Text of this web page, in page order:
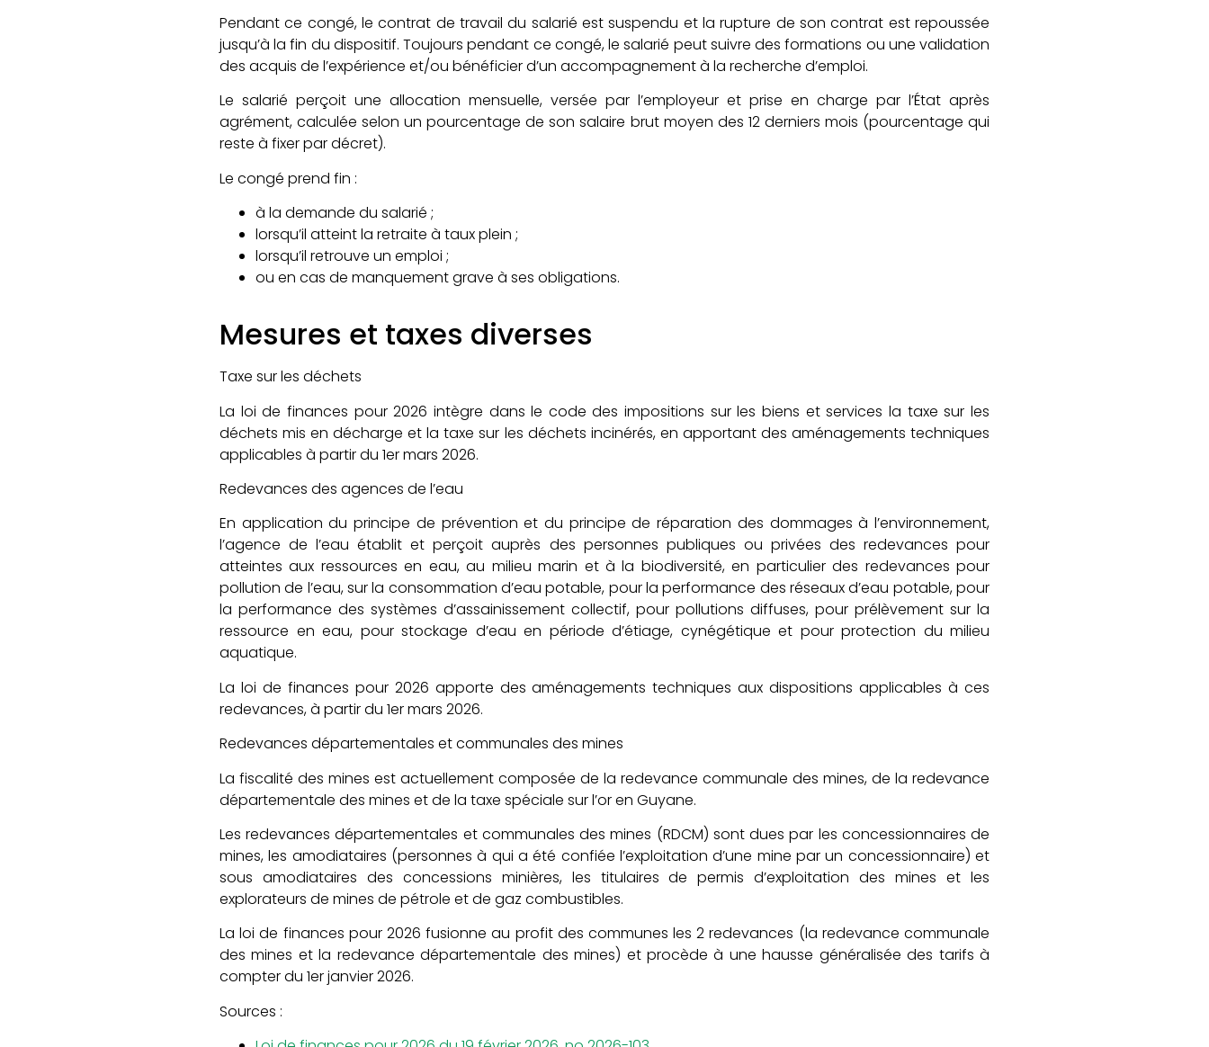
Pendant ce congé, le contrat de travail du salarié est suspendu et la rupture de son contrat est repoussée
jusqu’à la fin du dispositif. Toujours pendant ce congé, le salarié peut suivre des formations ou une validation
des acquis de l’expérience et/ou bénéficier d’un accompagnement à la recherche d’emploi.
Le salarié perçoit une allocation mensuelle, versée par l’employeur et prise en charge par l’État après
agrément, calculée selon un pourcentage de son salaire brut moyen des 12 derniers mois (pourcentage qui
reste à fixer par décret).
Le congé prend fin :
à la demande du salarié ;
lorsqu’il atteint la retraite à taux plein ;
lorsqu’il retrouve un emploi ;
ou en cas de manquement grave à ses obligations.
Mesures et taxes diverses
Taxe sur les déchets
La loi de finances pour 2026 intègre dans le code des impositions sur les biens et services la taxe sur les
déchets mis en décharge et la taxe sur les déchets incinérés, en apportant des aménagements techniques
applicables à partir du 1er mars 2026.
Redevances des agences de l’eau
En application du principe de prévention et du principe de réparation des dommages à l’environnement,
l’agence de l’eau établit et perçoit auprès des personnes publiques ou privées des redevances pour
atteintes aux ressources en eau, au milieu marin et à la biodiversité, en particulier des redevances pour
pollution de l’eau, sur la consommation d’eau potable, pour la performance des réseaux d’eau potable, pour
la performance des systèmes d’assainissement collectif, pour pollutions diffuses, pour prélèvement sur la
ressource en eau, pour stockage d’eau en période d’étiage, cynégétique et pour protection du milieu
aquatique.
La loi de finances pour 2026 apporte des aménagements techniques aux dispositions applicables à ces
redevances, à partir du 1er mars 2026.
Redevances départementales et communales des mines
La fiscalité des mines est actuellement composée de la redevance communale des mines, de la redevance
départementale des mines et de la taxe spéciale sur l’or en Guyane.
Les redevances départementales et communales des mines (RDCM) sont dues par les concessionnaires de
mines, les amodiataires (personnes à qui a été confiée l’exploitation d’une mine par un concessionnaire) et
sous amodiataires des concessions minières, les titulaires de permis d’exploitation des mines et les
explorateurs de mines de pétrole et de gaz combustibles.
La loi de finances pour 2026 fusionne au profit des communes les 2 redevances (la redevance communale
des mines et la redevance départementale des mines) et procède à une hausse généralisée des tarifs à
compter du 1er janvier 2026.
Sources :